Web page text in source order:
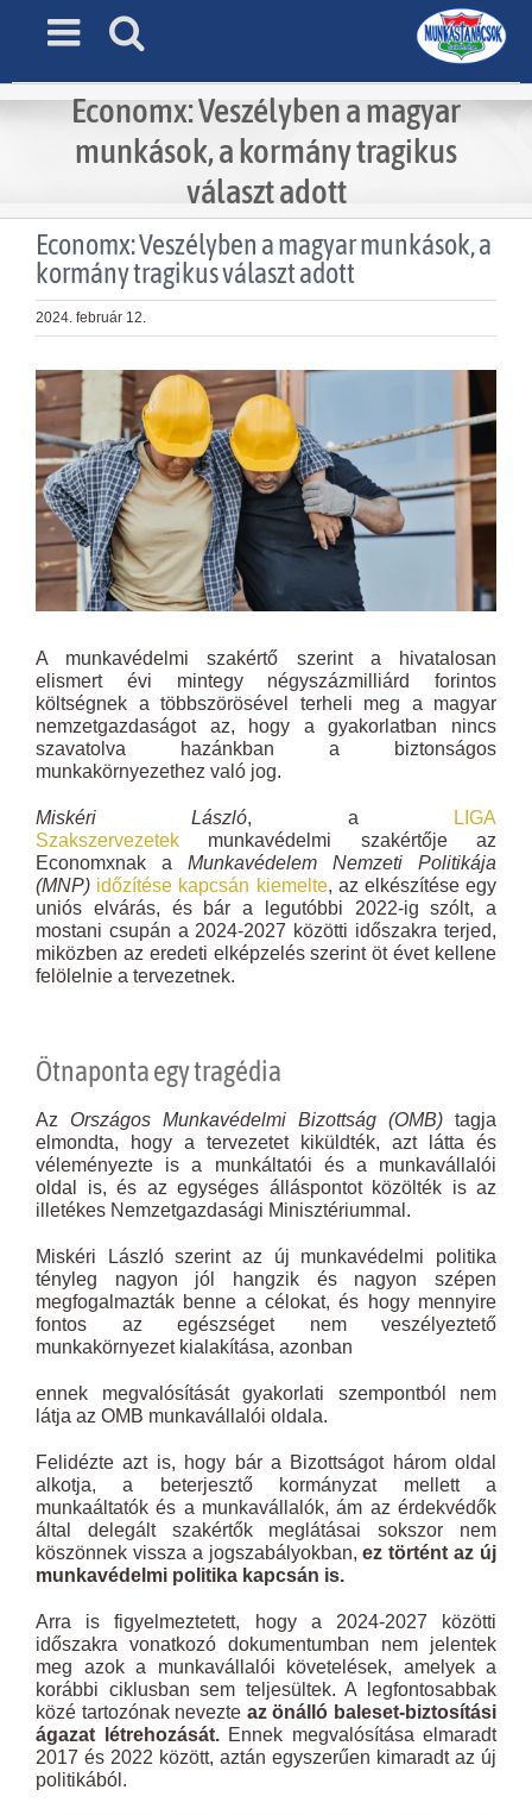
Economx: Veszélyben a magyar
munkások, a kormány tragikus
választ adott
Economx: Veszélyben a magyar munkások, a
kormány tragikus választ adott
2024. február 12.
View
Larger
A munkavédelmi szakértő szerint a hivatalosan
elismert évi mintegy négyszázmilliárd forintos
költségnek a többszörösével terheli meg a magyar
nemzetgazdaságot az, hogy a gyakorlatban nincs
szavatolva hazánkban a biztonságos
munkakörnyezethez való jog.
Miskéri László, a
LIGA
Szakszervezetek munkavédelmi szakértője az
Economxnak a Munkavédelem Nemzeti Politikája
(MNP) időzítése kapcsán kiemelte, az elkészítése egy
uniós elvárás, és bár a legutóbbi 2022-ig szólt, a
mostani csupán a 2024-2027 közötti időszakra terjed,
miközben az eredeti elképzelés szerint öt évet kellene
felölelnie a tervezetnek.
Ötnaponta egy tragédia
Az Országos Munkavédelmi Bizottság (OMB) tagja
elmondta, hogy a tervezetet kiküldték, azt látta és
véleményezte is a munkáltatói és a munkavállalói
oldal is, és az egységes álláspontot közölték is az
illetékes Nemzetgazdasági Minisztériummal.
Miskéri László szerint az új munkavédelmi politika
tényleg nagyon jól hangzik és nagyon szépen
megfogalmazták benne a célokat, és hogy mennyire
fontos az egészséget nem veszélyeztető
munkakörnyezet kialakítása, azonban
ennek megvalósítását gyakorlati szempontból nem
látja az OMB munkavállalói oldala.
Felidézte azt is, hogy bár a Bizottságot három oldal
alkotja, a beterjesztő kormányzat mellett a
munkaáltatók és a munkavállalók, ám az érdekvédők
által delegált szakértők meglátásai sokszor nem
köszönnek vissza a jogszabályokban,ez történt az új
munkavédelmi politika kapcsán is.
Arra is figyelmeztetett, hogy a 2024-2027 közötti
időszakra vonatkozó dokumentumban nem jelentek
meg azok a munkavállalói követelések, amelyek a
korábbi ciklusban sem teljesültek. A legfontosabbak
közé tartozónak nevezte az önálló baleset-biztosítási
ágazat létrehozását.Ennek megvalósítása elmaradt
2017 és 2022 között, aztán egyszerűen kimaradt az új
politikából.